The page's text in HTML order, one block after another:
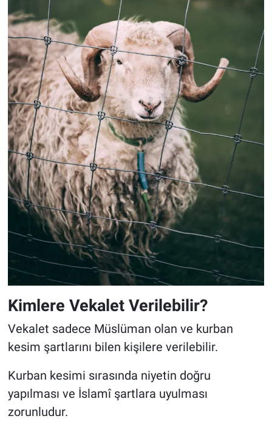
Kimlere Vekalet Verilebilir?
Vekalet sadece Müslüman olan ve kurban
kesim şartlarını bilen kişilere verilebilir.
Kurban kesimi sırasında niyetin doğru
yapılması ve İslamî şartlara uyulması
zorunludur.